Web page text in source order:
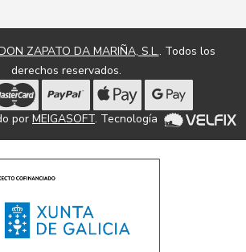
ZAPATO DA MARIÑA, S.L.. Todos los
derechos reservados.
por MEIGASOFT. Tecnología